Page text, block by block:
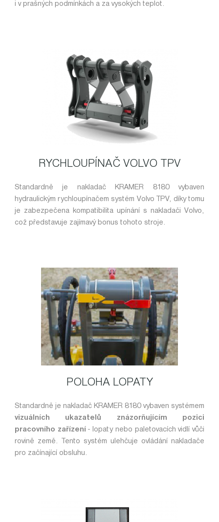
i v prašných podmínkách a za vysokých teplot.
RYCHLOUPÍNAČ VOLVO TPV
Standardně je nakladač KRAMER 8180 vybaven
hydraulickým rychloupínačem systém Volvo TPV, díky tomu
je zabezpečena kompatibilita upínání s nakladači Volvo,
což představuje zajímavý bonus tohoto stroje.
POLOHA LOPATY
Standardně je nakladač KRAMER 8180 vybaven systémem
vizuálních ukazatelů znázorňujícím pozici
pracovního zařízení - lopaty nebo paletovacích vidlí vůči
rovině země. Tento systém ulehčuje ovládání nakladače
pro začínající obsluhu.